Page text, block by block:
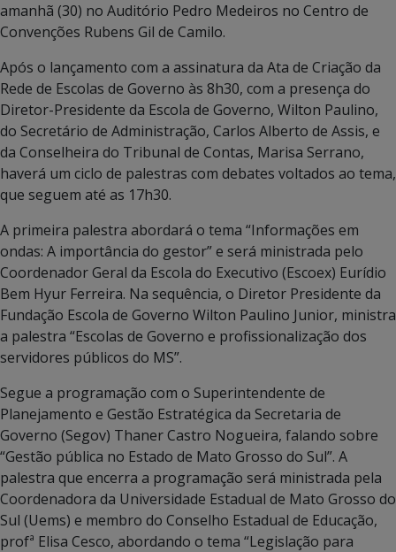
amanhã (30) no Auditório Pedro Medeiros no Centro de
Convenções Rubens Gil de Camilo.
Após o lançamento com a assinatura da Ata de Criação da
Rede de Escolas de Governo às 8h30, com a presença do
Diretor-Presidente da Escola de Governo, Wilton Paulino,
do Secretário de Administração, Carlos Alberto de Assis, e
da Conselheira do Tribunal de Contas, Marisa Serrano,
haverá um ciclo de palestras com debates voltados ao tema,
que seguem até as 17h30.
A primeira palestra abordará o tema “Informações em
ondas: A importância do gestor” e será ministrada pelo
Coordenador Geral da Escola do Executivo (Escoex) Eurídio
Bem Hyur Ferreira. Na sequência, o Diretor Presidente da
Fundação Escola de Governo Wilton Paulino Junior, ministra
a palestra “Escolas de Governo e profissionalização dos
servidores públicos do MS”.
Segue a programação com o Superintendente de
Planejamento e Gestão Estratégica da Secretaria de
Governo (Segov) Thaner Castro Nogueira, falando sobre
“Gestão pública no Estado de Mato Grosso do Sul”. A
palestra que encerra a programação será ministrada pela
Coordenadora da Universidade Estadual de Mato Grosso do
Sul (Uems) e membro do Conselho Estadual de Educação,
profª Elisa Cesco, abordando o tema “Legislação para